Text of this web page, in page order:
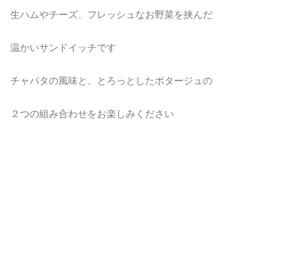
生ハムやチーズ、フレッシュなお野菜を挟んだ
温かいサンドイッチです
チャパタの風味と、とろっとしたポタージュの
２つの組み合わせをお楽しみください